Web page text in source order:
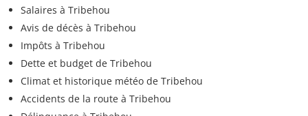
Salaires à Tribehou
Avis de décès à Tribehou
Impôts à Tribehou
Dette et budget de Tribehou
Climat et historique météo de Tribehou
Accidents de la route à Tribehou